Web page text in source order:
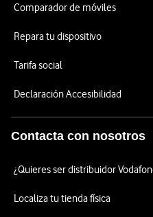
Comparador de móviles
Repara tu dispositivo
Tarifa social
Declaración Accesibilidad
Contacta con nosotros
¿Quieres ser distribuidor
Localiza tu tienda física